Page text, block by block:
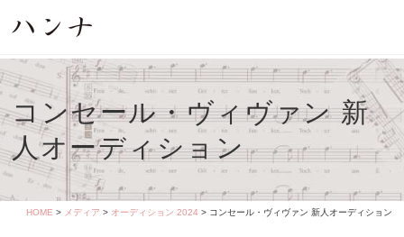
コンセール・ヴィヴァン 新
人オーディション
HOME > メディア > オーディション 2024 > コンセール・ヴィヴァン 新人オーディション